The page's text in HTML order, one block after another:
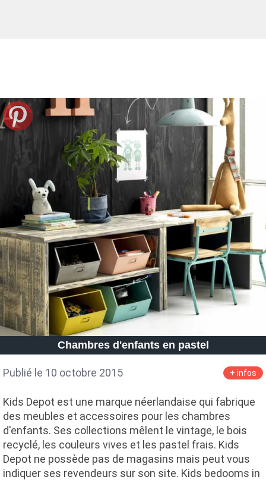
Chambres d'enfants en pastel
Publié le 10 octobre 2015 + infos
Kids Depot est une marque néerlandaise qui fabrique
des meubles et accessoires pour les chambres
d'enfants. Ses collections mêlent le vintage, le bois
recyclé, les couleurs vives et les pastel frais. Kids
Depot ne possède pas de magasins mais peut vous
indiquer ses revendeurs sur son site. Kids bedooms in